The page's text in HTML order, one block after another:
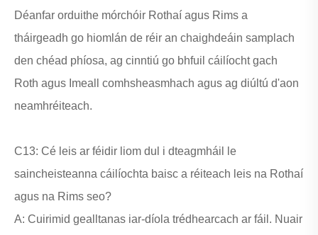
Déanfar orduithe mórchóir Rothaí agus Rims a
tháirgeadh go hiomlán de réir an chaighdeáin samplach
den chéad phíosa, ag cinntiú go bhfuil cáilíocht gach
Roth agus Imeall comhsheasmhach agus ag diúltú d'aon
neamhréiteach.
C13: Cé leis ar féidir liom dul i dteagmháil le
saincheisteanna cáilíochta baisc a réiteach leis na Rothaí
agus na Rims seo?
A: Cuirimid gealltanas iar-díola trédhearcach ar fáil. Nuair